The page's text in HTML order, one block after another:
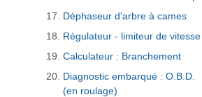
Déphaseur d'arbre à cames
Régulateur - limiteur de
Calculateur : Branchement
Diagnostic embarqué : O.B.D.
(en roulage)